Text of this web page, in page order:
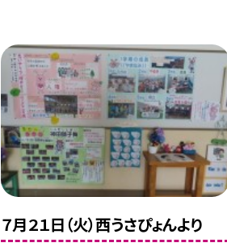
７月２１日（火）西うさぴょんより